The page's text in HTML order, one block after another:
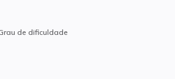
de dificuldade